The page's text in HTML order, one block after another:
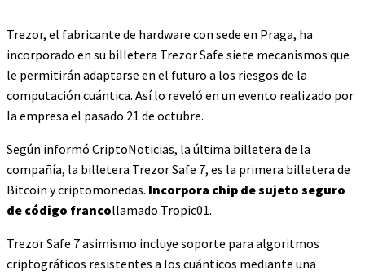
Trezor, el fabricante de hardware con sede en Praga, ha
incorporado en su billetera Trezor Safe siete mecanismos que
le permitirán adaptarse en el futuro a los riesgos de la
computación cuántica. Así lo reveló en un evento realizado por
la empresa el pasado 21 de octubre.
Según informó CriptoNoticias, la última billetera de la
compañía, la billetera Trezor Safe 7, es la primera billetera de
Bitcoin y criptomonedas. Incorpora chip de sujeto seguro
de código francollamado Tropic01.
Trezor Safe 7 asimismo incluye soporte para algoritmos
criptográficos resistentes a los cuánticos mediante una